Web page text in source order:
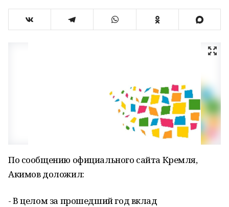
По сообщению официального сайта Кремля,
Акимов доложил:
- В целом за прошедший год вклад